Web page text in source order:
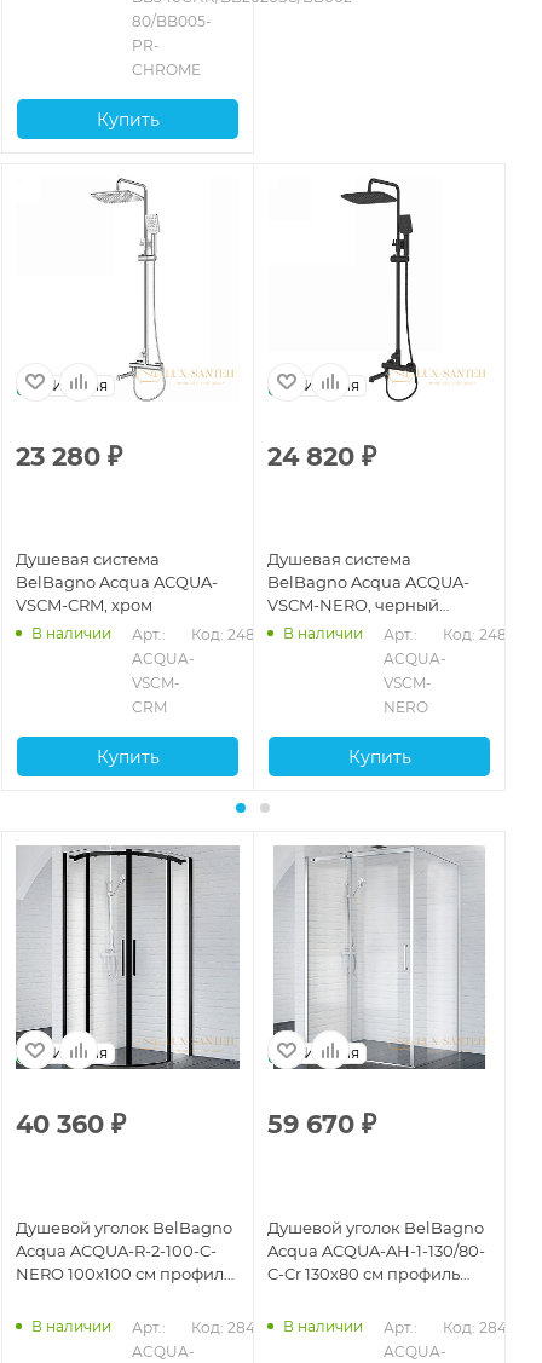
сиденьем микролифт и
80/BB005-
PR-
CHROME
Купить
Италия
23 280 ₽
Душевая система
BelBagno Acqua ACQUA-
VSCM-CRM, хром
В наличии
Арт.:
ACQUA-
VSCM-
CRM
Код: 24827
Купить
Италия
24 820 ₽
Душевая система
BelBagno Acqua ACQUA-
VSCM-NERO, черный
матовый
В наличии
Арт.:
ACQUA-
VSCM-
NERO
Код: 24828
Купить
Италия
40 360 ₽
Душевой уголок BelBagno
Acqua ACQUA-R-2-100-C-
NERO 100x100 см профиль
прозрачное
В наличии
Арт.:
ACQUA-
Код: 28430
Италия
59 670 ₽
Душевой уголок BelBagno
Acqua ACQUA-AH-1-130/80-
C-Cr 130х80 см профиль
В наличии
Арт.:
ACQUA-
Код: 28419